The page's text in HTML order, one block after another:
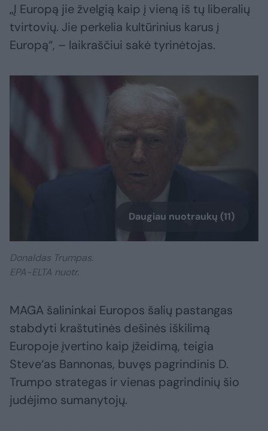
„Į Europą jie žvelgią kaip į vieną iš tų liberalių
tvirtovių. Jie perkelia kultūrinius karus į
Europą“, – laikraščiui sakė tyrinėtojas.
Daugiau nuotraukų (11)
Donaldas Trumpas.
EPA-ELTA nuotr.
MAGA šalininkai Europos šalių pastangas
stabdyti kraštutinės dešinės iškilimą
Europoje įvertino kaip įžeidimą, teigia
Steve‘as Bannonas, buvęs pagrindinis D.
Trumpo strategas ir vienas pagrindinių šio
judėjimo sumanytojų.